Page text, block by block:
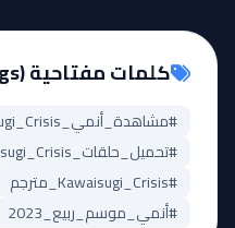
كلمات مفتاحية (Tags)
#مشاهدة_أنمي_Kawaisugi_Crisis
#تحميل_حلقات_Kawaisugi_Crisis
#Kawaisugi_Crisis_مترجم
#أنمي_موسم_ربيع_2023